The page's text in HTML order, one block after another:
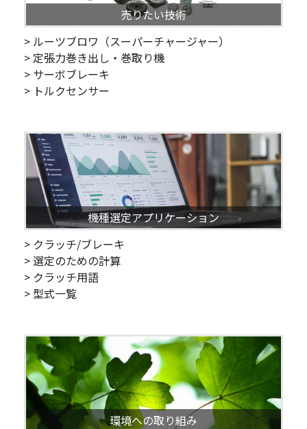
売りたい技術
> ルーツブロワ（スーパーチャージャー）
> 定張力巻き出し・巻取り機
> サーボブレーキ
> トルクセンサー
機種選定アプリケーション
> クラッチ/ブレーキ
> 選定のための計算
> クラッチ用語
> 型式一覧
環境への取り組み